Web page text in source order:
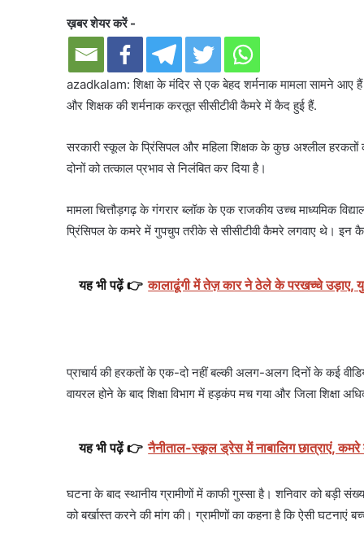
ख़बर शेयर करें -
azadkalam: शिक्षा के मंदिर से एक बेहद शर्मनाक मामला सामने आए
और शिक्षक की शर्मनाक करतूत सीसीटीवी कैमरे में कैद हुई हैं.
सरकारी स्कूल के प्रिंसिपल और महिला शिक्षक के कुछ अश्लील हरकतों का
दोनों को तत्काल प्रभाव से निलंबित कर दिया है।
मामला चित्तौड़गढ़ के गंगरार ब्लॉक के एक राजकीय उच्च माध्यमिक
प्रिंसिपल के कमरे में गुपचुप तरीके से सीसीटीवी कैमरे लगवाए थे। इन
यह भी पढ़ें 👉 कालाढूंगी में तेज़ कार ने ठेले के परखच्चे उड़ाए,
प्राचार्य की हरकतों के एक-दो नहीं बल्की अलग-अलग दिनों के कई
वायरल होने के बाद शिक्षा विभाग में हड़कंप मच गया और जिला शिक्षा
यह भी पढ़ें 👉 नैनीताल-स्कूल ड्रेस में नाबालिग छात्राएं,
घटना के बाद स्थानीय ग्रामीणों में काफी गुस्सा है। शनिवार को बड़ी
को बर्खास्त करने की मांग की। ग्रामीणों का कहना है कि ऐसी घटनाएं